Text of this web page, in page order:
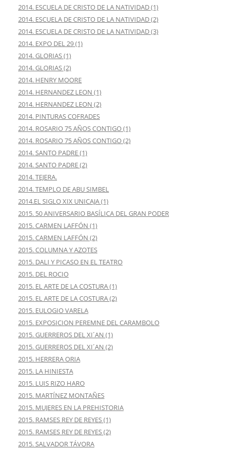
2014. ESCUELA DE CRISTO DE LA NATIVIDAD (1)
2014. ESCUELA DE CRISTO DE LA NATIVIDAD (2)
2014. ESCUELA DE CRISTO DE LA NATIVIDAD (3)
2014. EXPO DEL 29 (1)
2014. GLORIAS (1)
2014. GLORIAS (2)
2014. HENRY MOORE
2014. HERNANDEZ LEON (1)
2014. HERNANDEZ LEON (2)
2014. PINTURAS COFRADES
2014. ROSARIO 75 AÑOS CONTIGO (1)
2014. ROSARIO 75 AÑOS CONTIGO (2)
2014. SANTO PADRE (1)
2014. SANTO PADRE (2)
2014. TEJERA.
2014. TEMPLO DE ABU SIMBEL
2014.EL SIGLO XIX UNICAJA (1)
2015. 50 ANIVERSARIO BASÍLICA DEL GRAN PODER
2015. CARMEN LAFFÓN (1)
2015. CARMEN LAFFÓN (2)
2015. COLUMNA Y AZOTES
2015. DALI Y PICASO EN EL TEATRO
2015. DEL ROCIO
2015. EL ARTE DE LA COSTURA (1)
2015. EL ARTE DE LA COSTURA (2)
2015. EULOGIO VARELA
2015. EXPOSICION PEREMNE DEL CARAMBOLO
2015. GUERREROS DEL XI´AN (1)
2015. GUERREROS DEL XI´AN (2)
2015. HERRERA ORIA
2015. LA HINIESTA
2015. LUIS RIZO HARO
2015. MARTÍNEZ MONTAÑES
2015. MUJERES EN LA PREHISTORIA
2015. RAMSES REY DE REYES (1)
2015. RAMSES REY DE REYES (2)
2015. SALVADOR TÁVORA